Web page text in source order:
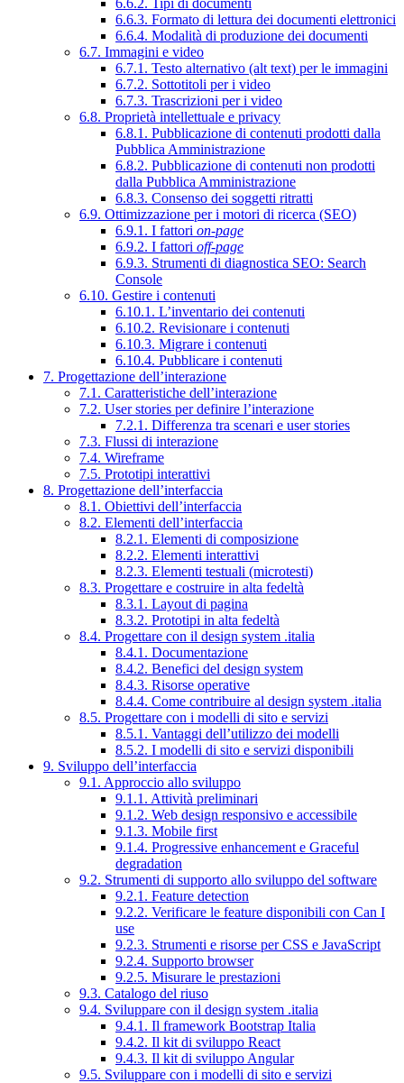
6.6.3. Formato di lettura dei documenti elettronici
6.6.4. Modalità di produzione dei documenti
6.7. Immagini e video
6.7.1. Testo alternativo (alt text) per le immagini
6.7.2. Sottotitoli per i video
6.7.3. Trascrizioni per i video
6.8. Proprietà intellettuale e privacy
6.8.1. Pubblicazione di contenuti prodotti dalla
Pubblica Amministrazione
6.8.2. Pubblicazione di contenuti non prodotti
dalla Pubblica Amministrazione
6.8.3. Consenso dei soggetti ritratti
6.9. Ottimizzazione per i motori di ricerca (SEO)
6.9.1. I fattori on-page
6.9.2. I fattori off-page
6.9.3. Strumenti di diagnostica SEO: Search
Console
6.10. Gestire i contenuti
6.10.1. L’inventario dei contenuti
6.10.2. Revisionare i contenuti
6.10.3. Migrare i contenuti
6.10.4. Pubblicare i contenuti
7. Progettazione dell’interazione
7.1. Caratteristiche dell’interazione
7.2. User stories per definire l’interazione
7.2.1. Differenza tra scenari e user stories
7.3. Flussi di interazione
7.4. Wireframe
7.5. Prototipi interattivi
8. Progettazione dell’interfaccia
8.1. Obiettivi dell’interfaccia
8.2. Elementi dell’interfaccia
8.2.1. Elementi di composizione
8.2.2. Elementi interattivi
8.2.3. Elementi testuali (microtesti)
8.3. Progettare e costruire in alta fedeltà
8.3.1. Layout di pagina
8.3.2. Prototipi in alta fedeltà
8.4. Progettare con il design system .italia
8.4.1. Documentazione
8.4.2. Benefici del design system
8.4.3. Risorse operative
8.4.4. Come contribuire al design system .italia
8.5. Progettare con i modelli di sito e servizi
8.5.1. Vantaggi dell’utilizzo dei modelli
8.5.2. I modelli di sito e servizi disponibili
9. Sviluppo dell’interfaccia
9.1. Approccio allo sviluppo
9.1.1. Attività preliminari
9.1.2. Web design responsivo e accessibile
9.1.3. Mobile first
9.1.4. Progressive enhancement e Graceful
degradation
9.2. Strumenti di supporto allo sviluppo del software
9.2.1. Feature detection
9.2.2. Verificare le feature disponibili con Can I
use
9.2.3. Strumenti e risorse per CSS e JavaScript
9.2.4. Supporto browser
9.2.5. Misurare le prestazioni
9.3. Catalogo del riuso
9.4. Sviluppare con il design system .italia
9.4.1. Il framework Bootstrap Italia
9.4.2. Il kit di sviluppo React
9.4.3. Il kit di sviluppo Angular
9.5. Sviluppare con i modelli di sito e servizi